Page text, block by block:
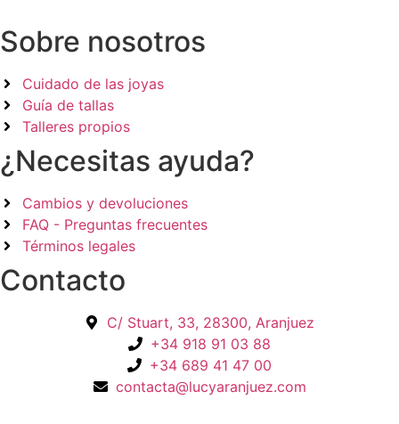
opciones
página
producto
Sobre nosotros
Cuidado de las joyas
Guía de tallas
Talleres propios
¿Necesitas ayuda?
Cambios y devoluciones
FAQ - Preguntas frecuentes
Términos legales
Contacto
C/ Stuart, 33, 28300, Aranjuez
+34 918 91 03 88
+34 689 41 47 00
contacta@lucyaranjuez.com